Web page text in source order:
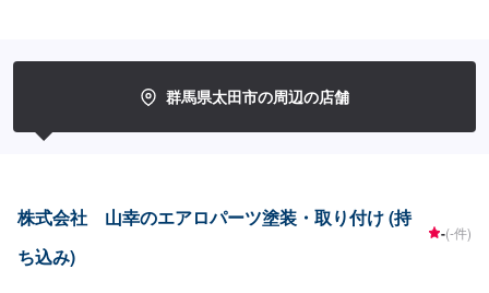
フターフォローにも素早く対応します。お客様に喜んでいただける的確なア
ドバイスを心掛けております。--------------------------------------------------【1】オ
作業開始【4】仕上がり次第納車-----納期について-----納期は通常1週間で納車
用ください。※代車の燃料代はお客様にご負担いただいております。-----ご来
店時の注意、受付方法-----当工場は太田桐生インターチェンジから５分入庫の
際はお気をつけてお越しください。駐車スペースは工場前の空いているスペ
ースに駐車してください。受付はスタッフへ「メンテモで予約しました」と
群馬県太田市の周辺の店舗
株式会社 山幸のエアロパーツ塗装・取り付け (持
ち込み)
-(-件)